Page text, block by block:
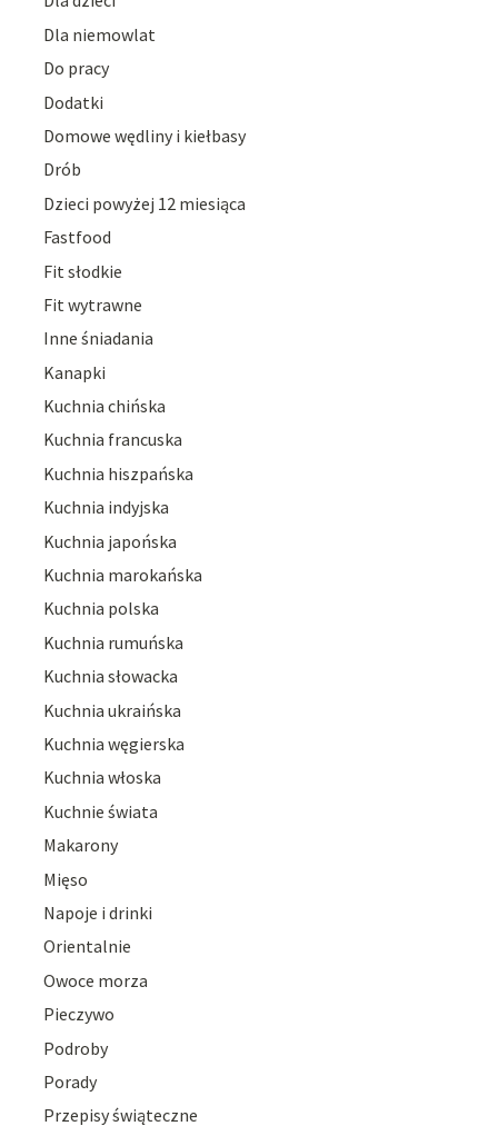
Dla niemowlat
Do pracy
Dodatki
Domowe wędliny i kiełbasy
Drób
Dzieci powyżej 12 miesiąca
Fastfood
Fit słodkie
Fit wytrawne
Inne śniadania
Kanapki
Kuchnia chińska
Kuchnia francuska
Kuchnia hiszpańska
Kuchnia indyjska
Kuchnia japońska
Kuchnia marokańska
Kuchnia polska
Kuchnia rumuńska
Kuchnia słowacka
Kuchnia ukraińska
Kuchnia węgierska
Kuchnia włoska
Kuchnie świata
Makarony
Mięso
Napoje i drinki
Orientalnie
Owoce morza
Pieczywo
Podroby
Porady
Przepisy świąteczne